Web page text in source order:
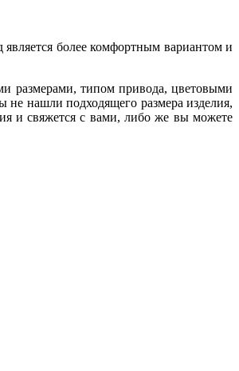
более комфортным вариантом и
размерами, типом привода, цветовыми
нашли подходящего размера изделия,
и свяжется с вами, либо же вы можете